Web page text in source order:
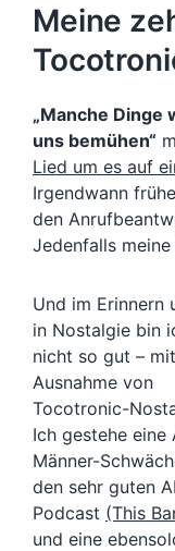
Meine
„Manche
uns bemühen“
Lied um es auf
Irgendwann
den
Jedenfalls
Und im Erinnern
in Nostalgie bin
nicht so gut – mit
Ausnahme von
Tocotronic-
Ich gestehe eine
Männer-
den sehr guten
Podcast (This
und eine